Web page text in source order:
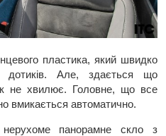
пластика, який швидко
Але, здається що
не хвилює. Головне, що все
вмикається автоматично.
панорамне скло з